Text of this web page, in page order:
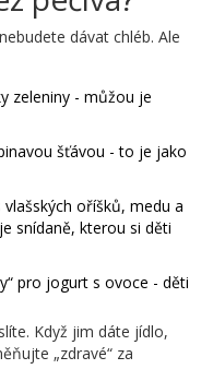
dávat chléb. Ale
zeleniny - můžou je
šťávou - to je jako
oříšků, medu a
snídaně, kterou si děti
pro jogurt s ovoce - děti
Když jim dáte jídlo,
„zdravé“ za